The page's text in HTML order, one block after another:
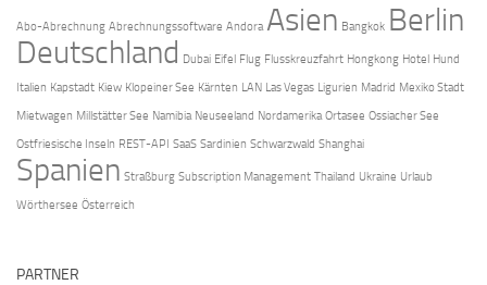
Abo-Abrechnung Abrechnungssoftware Andora Asien Bangkok Berlin
Deutschland Dubai Eifel Flug Flusskreuzfahrt Hongkong Hotel Hund
Italien Kapstadt Kiew Klopeiner See Kärnten LAN Las Vegas Ligurien Madrid Mexiko Stadt
Mietwagen Millstätter See Namibia Neuseeland Nordamerika Ortasee Ossiacher See
Ostfriesische Inseln REST-API SaaS Sardinien Schwarzwald Shanghai
Spanien Straßburg Subscription Management Thailand Ukraine Urlaub
Wörthersee Österreich
PARTNER